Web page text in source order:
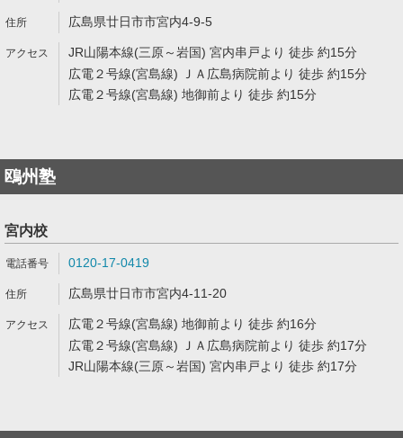
広島県廿日市市宮内4-9-5
JR山陽本線(三原～岩国) 宮内串戸より 徒歩 約15分
広電２号線(宮島線) ＪＡ広島病院前より 徒歩 約15分
広電２号線(宮島線) 地御前より 徒歩 約15分
鴎州塾
宮内校
0120-17-0419
広島県廿日市市宮内4-11-20
広電２号線(宮島線) 地御前より 徒歩 約16分
広電２号線(宮島線) ＪＡ広島病院前より 徒歩 約17分
JR山陽本線(三原～岩国) 宮内串戸より 徒歩 約17分